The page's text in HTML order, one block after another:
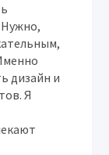
Нужно,
дизайн и
Я